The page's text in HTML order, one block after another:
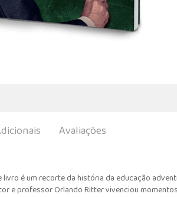
Avaliações
é um recorte da história da educação
e professor Orlando Ritter vivenciou